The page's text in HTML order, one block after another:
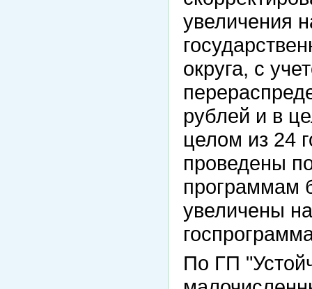
увеличения
округа, с
рублей и в
целом из 24
проведены
программам
увеличены
По ГП